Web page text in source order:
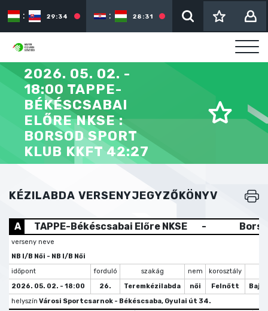
: 29:34 : 28:31 :
2026. 05. 02. -
18:00 TAPPE-
BÉKÉSCSABAI
ELŐRE NKSE :
BORSOD SPORT
KLUB KKFT 42:27
KÉZILABDA VERSENYJEGYZŐKÖNYV
A TAPPE-Békéscsabai Előre NKSE -
verseny neve
NB I/B Női - NB I/B Női
időpont
forduló szakág nem korosztály
2026. 05. 02. - 18:00
26. Teremkézilabda női Felnőtt
helyszín Városi Sportcsarnok - Békéscsaba, Gyulai út 34.